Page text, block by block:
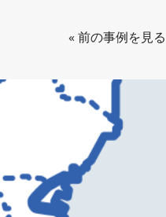
« 前の事例を見る